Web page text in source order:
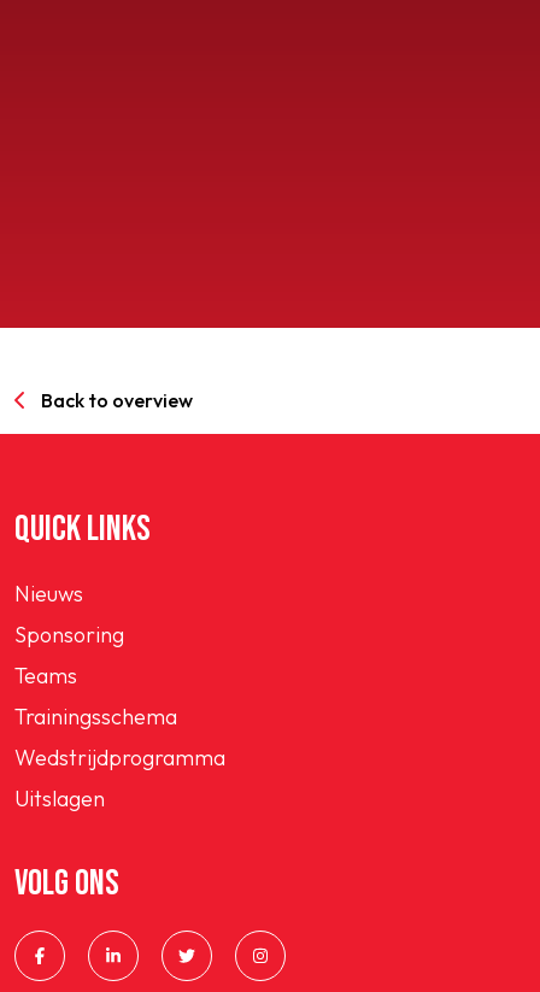
Back to overview
QUICK LINKS
Nieuws
Sponsoring
Teams
Trainingsschema
Wedstrijdprogramma
Uitslagen
VOLG ONS